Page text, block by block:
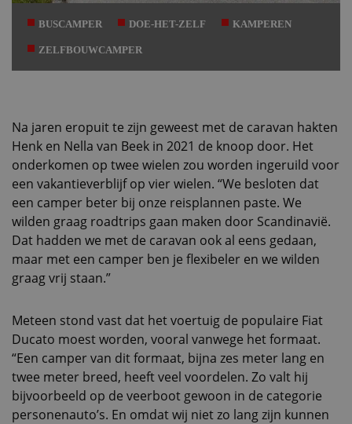
BUSCAMPER DOE-HET-ZELF KAMPEREN
ZELFBOUWCAMPER
Na jaren eropuit te zijn geweest met de caravan hakten
Henk en Nella van Beek in 2021 de knoop door. Het
onderkomen op twee wielen zou worden ingeruild voor
een vakantieverblijf op vier wielen. “We besloten dat
een camper beter bij onze reisplannen paste. We
wilden graag roadtrips gaan maken door Scandinavië.
Dat hadden we met de caravan ook al eens gedaan,
maar met een camper ben je flexibeler en we wilden
graag vrij staan.”
Meteen stond vast dat het voertuig de populaire Fiat
Ducato moest worden, vooral vanwege het formaat.
“Een camper van dit formaat, bijna zes meter lang en
twee meter breed, heeft veel voordelen. Zo valt hij
bijvoorbeeld op de veerboot gewoon in de categorie
personenauto’s. En omdat wij niet zo lang zijn kunnen